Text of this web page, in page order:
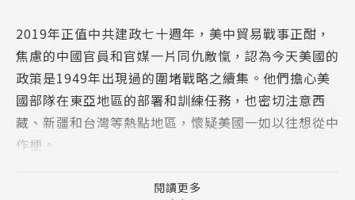
2019年正值中共建政七十週年，美中貿易戰事正酣，
焦慮的中國官員和官媒一片同仇敵愾，認為今天美國的
政策是1949年出現過的圍堵戰略之續集。他們擔心美
國部隊在東亞地區的部署和訓練任務，也密切注意西
藏、新疆和台灣等熱點地區，懷疑美國一如以往想從中
作梗。
歷史。《迅猛的力量》帶我們重回這個歷史轉捩點的現
閱讀更多